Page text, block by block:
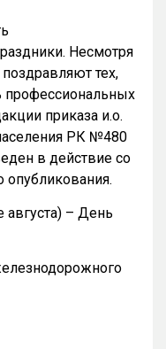
Несмотря
тех,
профессиональных
приказа и.о.
РК №480
в действие со
опубликования.
августа) – День